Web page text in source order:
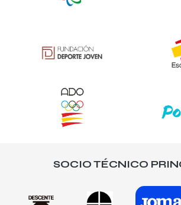
SOCIO TÉCNICO